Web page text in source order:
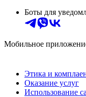
Боты для
Мобильное
Этика и
Оказание услуг
Использование